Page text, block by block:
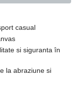
casual
si siguranta în
la abraziune si